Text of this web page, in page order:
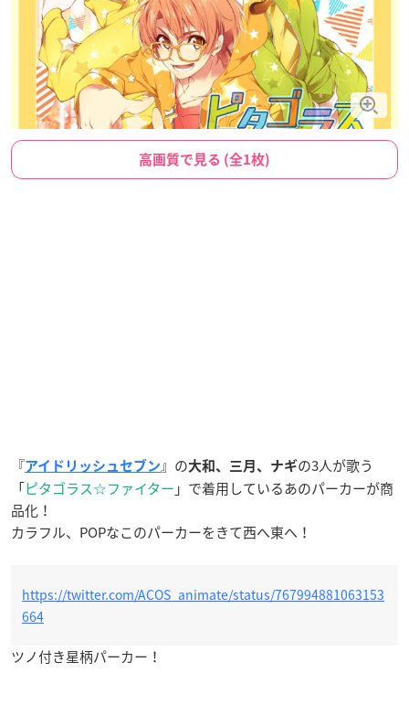
高画質で見る (全1枚)
『アイドリッシュセブン』の大和、三月、ナギの3人が歌う
「ピタゴラス☆ファイター 」で着用しているあのパーカーが商
品化！
カラフル、POPなこのパーカーをきて西へ東へ！
https://twitter.com/ACOS_animate/status/767994881063153
664
ツノ付き星柄パーカー！